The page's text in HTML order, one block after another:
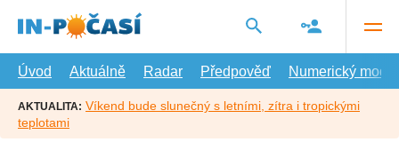
hlavní
Úvod
Aktuálně Radar Předpověď Numerický model
AKTUALITA: Víkend bude slunečný s letními, zítra i tropickými
teplotami